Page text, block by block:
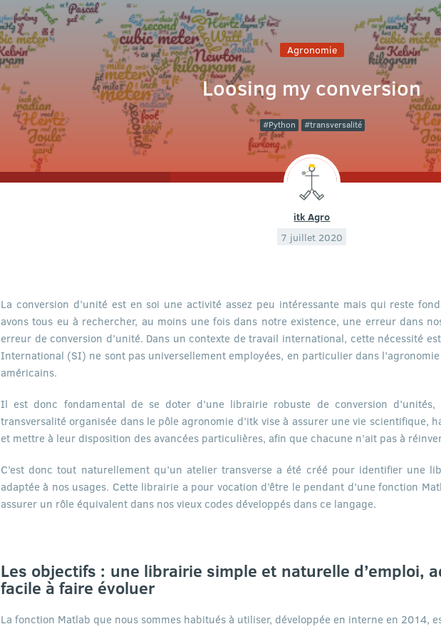
Agronomie
Loosing my conversion
Python transversalité
itk Agro
7 juillet 2020
La conversion d’unité est en soi une activité assez peu intéressante mais qui reste
avons tous eu à rechercher, au moins une fois dans notre existence, une erreur dans
erreur de conversion d’unité. Dans un contexte de travail international, cette nécessité
International (SI) ne sont pas universellement employées, en particulier dans
américains.
Il est donc fondamental de se doter d’une librairie robuste de conversion
transversalité organisée dans le pôle agronomie d’itk vise à assurer une vie scientifique,
et mettre à leur disposition des avancées particulières, afin que chacune n’ait pas à
C’est donc tout naturellement qu’un atelier transverse a été créé pour identifier une
adaptée à nos usages. Cette librairie a pour vocation d’être le pendant d’une fonction
assurer un rôle équivalent dans nos vieux codes développés dans ce langage.
Les objectifs : une librairie simple et naturelle d’emploi,
facile à faire évoluer
La fonction Matlab que nous sommes habitués à utiliser, développée en interne en 2014,